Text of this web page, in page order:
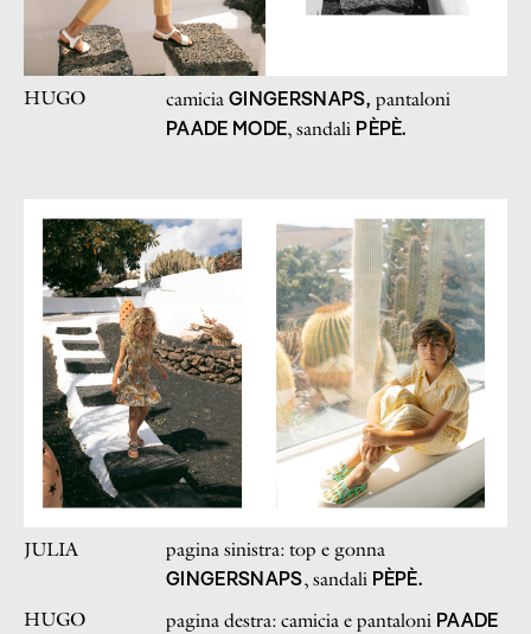
HUGO camicia GINGERSNAPS, pantaloni
PAADE MODE, sandali PÈPÈ.
JULIA pagina sinistra: top e gonna
GINGERSNAPS, sandali PÈPÈ.
HUGO pagina destra: camicia e pantaloni PAADE